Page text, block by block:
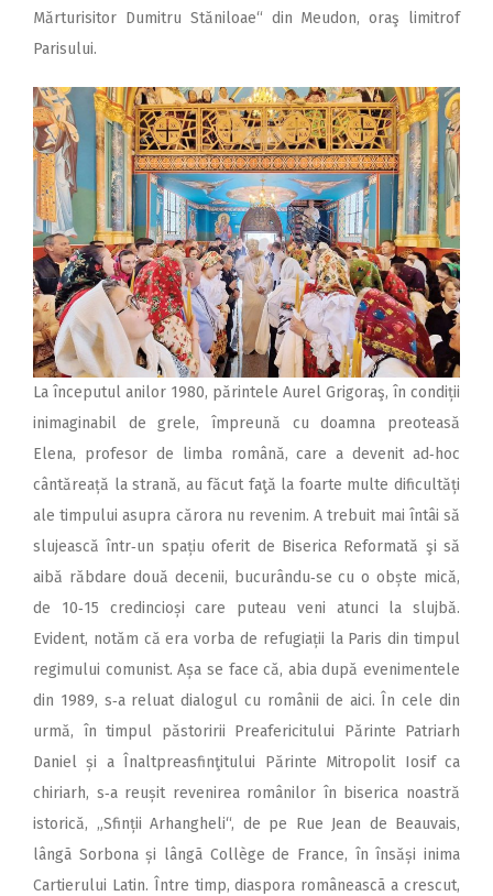
Mărturisitor Dumitru Stăniloae“ din Meudon, oraş limitrof
Parisului.
La începutul anilor 1980, pă­rintele Aurel Grigoraş, în con­­diții
inimaginabil de grele, împreună cu doamna preoteasă
Elena, profesor de limba ro­mână, care a devenit ad‑hoc
cântăreață la strană, au făcut faţă la foarte multe dificultăți
ale timpului asupra cărora nu revenim. A trebuit mai întâi să
slujească într‑un spațiu oferit de Biserica Reformată şi să
aibă răbdare două decenii, bucurându‑se cu o obște mică,
de 10‑15 credincioși care puteau veni atunci la slujbă.
Evident, notăm că era vorba de refugiații la Paris din timpul
regimului comunist. Așa se face că, abia după evenimentele
din 1989, s‑a reluat dialogul cu românii de aici. În cele din
urmă, în timpul păstoririi Preafericitului Părinte Patriarh
Daniel și a Înaltpreasfinţitului Părinte Mitropolit Iosif ca
chiriarh, s‑a reușit revenirea românilor în biserica noastră
istorică, „Sfinții Arhangheli“, de pe Rue Jean de Beauvais,
lângã Sorbona și lângã Collège de France, în însăși inima
Cartierului Latin. Între timp, diaspora româneascã a crescut,